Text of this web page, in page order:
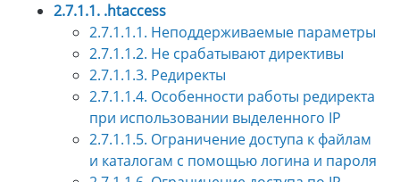
2.7.1.1. .htaccess
2.7.1.1.1. Неподдерживаемые параметры
2.7.1.1.2. Не срабатывают директивы
2.7.1.1.3. Редиректы
2.7.1.1.4. Особенности работы редиректа
при использовании выделенного IP
2.7.1.1.5. Ограничение доступа к файлам
и каталогам с помощью логина и пароля